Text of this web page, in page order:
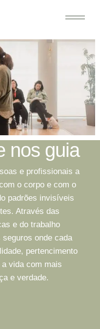
nos guia
e profissionais a
o corpo e com o
padrões invisíveis
Através das
e do trabalho
onde cada
pertencimento
vida com mais
e verdade.